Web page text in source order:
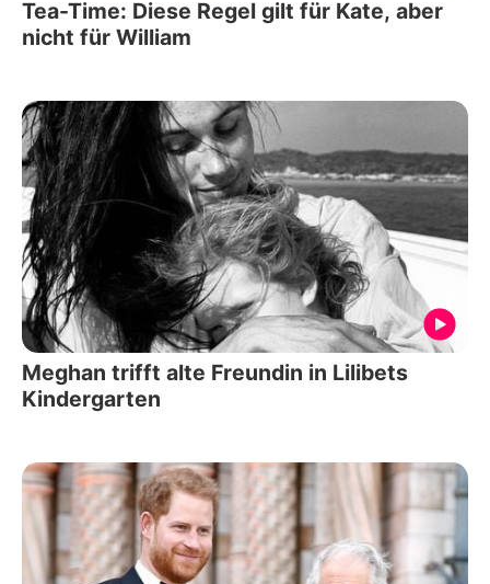
Tea-Time: Diese Regel gilt für Kate, aber
nicht für William
Meghan trifft alte Freundin in Lilibets
Kindergarten